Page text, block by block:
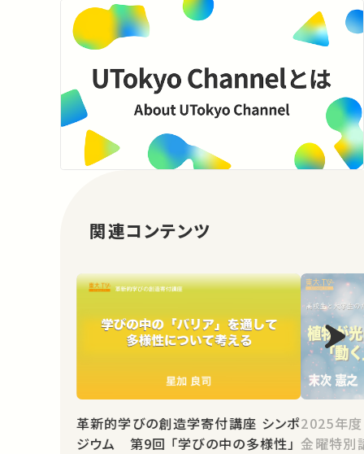
関連コンテンツ
革新的学びの創造学寄付講座 シンポ
ジウム 第9回 「学びの中の多様性」
2025年度
金曜特別